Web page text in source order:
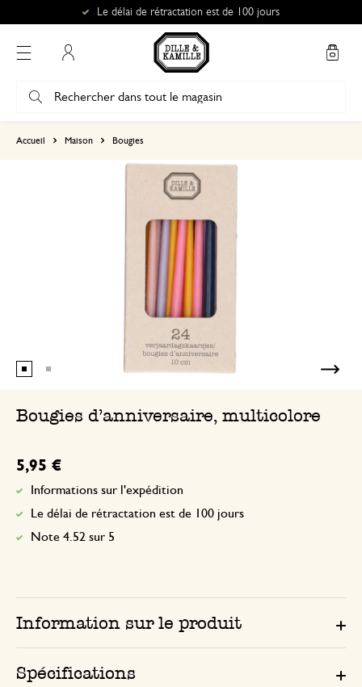
Le délai de rétractation est de 100 jours
Accueil Maison Bougies
Bougies d'anniversaire, multicolore
5,95 €
Informations sur l'expédition
Le délai de rétractation est de 100 jours
Note 4.52 sur 5
Information sur le produit
Spécifications